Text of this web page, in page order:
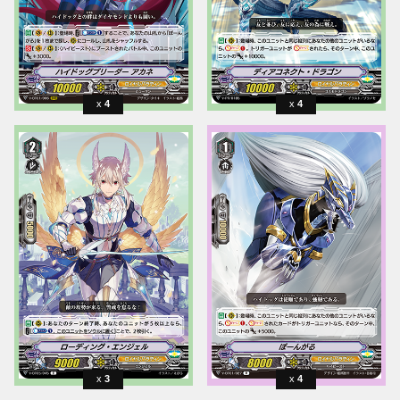
4 4
3 4